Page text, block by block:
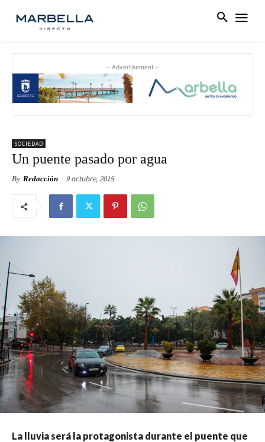
- Advertisement -
SOCIEDAD
Un puente pasado por agua
By Redacción 9 octubre, 2015
La lluvia será la protagonista durante el puente que